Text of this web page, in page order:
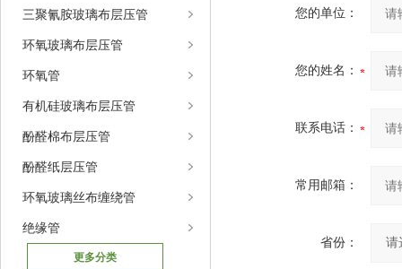
三聚氰胺玻璃布层压管
环氧玻璃布层压管
环氧管
有机硅玻璃布层压管
酚醛棉布层压管
酚醛纸层压管
环氧玻璃丝布缠绕管
绝缘管
更多分类
您的单位：
您的姓名：
联系电话：
常用邮箱：
省份：